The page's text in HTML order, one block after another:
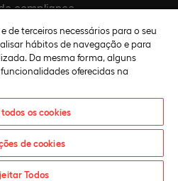
compliance
de Género
Todos os direitos reservados
de terceiros necessários para o seu
hábitos de navegação e para
Da mesma forma, alguns
oferecidas na
os cookies
de cookies
Todos